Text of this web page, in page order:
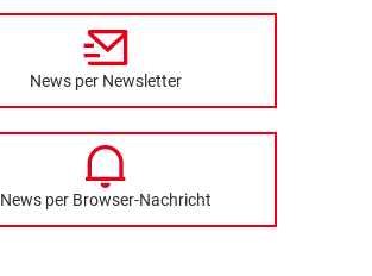
News per Newsletter
News per Browser-Nachricht